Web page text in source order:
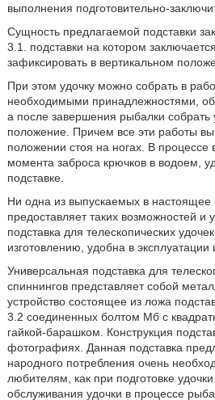
выполнения подготовительно-
Сущность предлагаемой подставки
3.1. подставки на котором
зафиксировать в вертикальном
При этом удочку можно собрать в
необходимыми принадлежностями,
а после завершения рыбалки собрать
положение. Причем все эти работы
положении стоя на ногах. В процессе
момента заброса крючков в водоем,
подставке.
Ни одна из выпускаемых в настоящее
предоставляет таких возможностей и
подставка для телескопических
изготовлению, удобна в эксплуатации
Универсальная подставка для
спиннингов представляет собой
устройство состоящее из ложа
3.2 соединенных болтом Мб с
гайкой-барашком. Конструкция
фотографиях. Данная подставка
народного потребления очень
любителям, как при подготовке
обслуживания удочки в процессе